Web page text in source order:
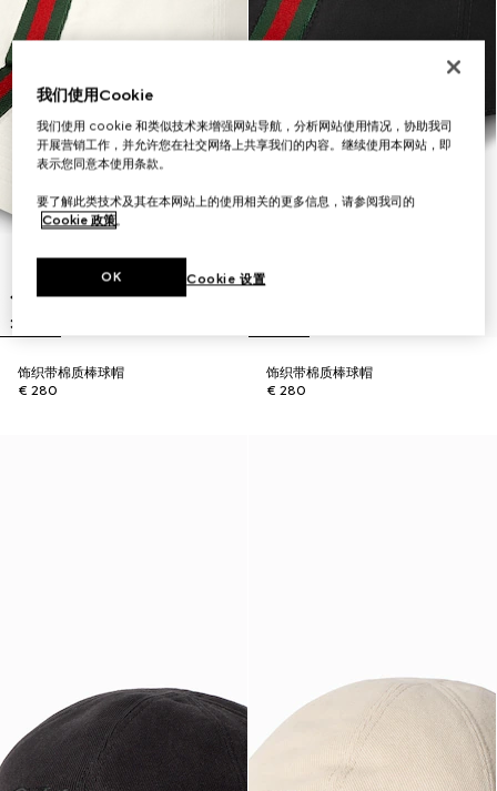
饰织带棉质棒球帽
€ 280
饰织带棉质棒球帽
€ 280
我们使用Cookie
我们使用 cookie 和类似技术来增强网站导航，分析网站使用情况，协助我司
开展营销工作，并允许您在社交网络上共享我们的内容。继续使用本网站，即
表示您同意本使用条款。
要了解此类技术及其在本网站上的使用相关的更多信息，请参阅我司的
Cookie 政策。
Cookie 设置
OK